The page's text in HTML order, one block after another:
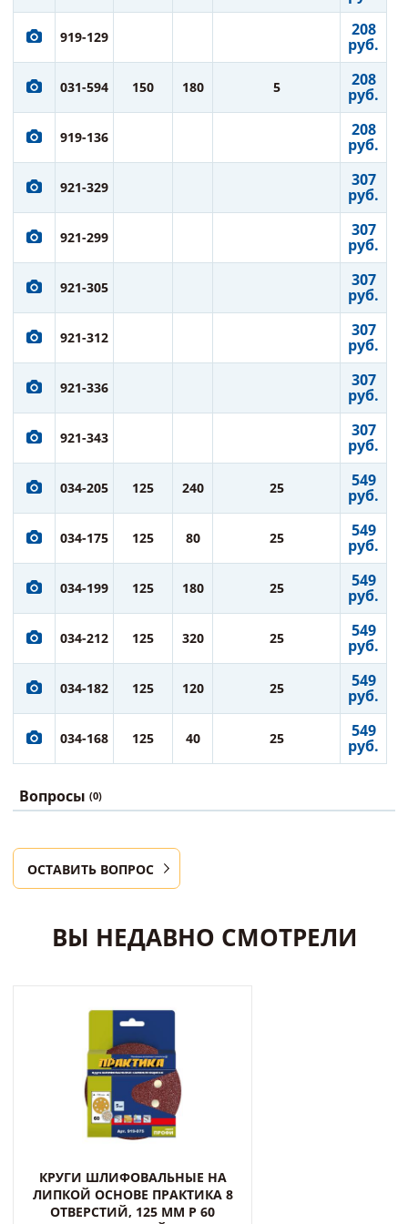
919-129 208
руб.
031-594 150 180 5 208
руб.
919-136 208
руб.
921-329 307
руб.
921-299 307
руб.
921-305 307
руб.
921-312 307
руб.
921-336 307
руб.
921-343 307
руб.
034-205 125 240 25 549
руб.
034-175 125 80 25 549
руб.
034-199 125 180 25 549
руб.
034-212 125 320 25 549
руб.
034-182 125 120 25 549
руб.
034-168 125 40 25 549
руб.
Вопросы (0)
ОСТАВИТЬ ВОПРОС
ВЫ НЕДАВНО СМОТРЕЛИ
КРУГИ ШЛИФОВАЛЬНЫЕ НА
ЛИПКОЙ ОСНОВЕ ПРАКТИКА 8
ОТВЕРСТИЙ, 125 ММ P 60